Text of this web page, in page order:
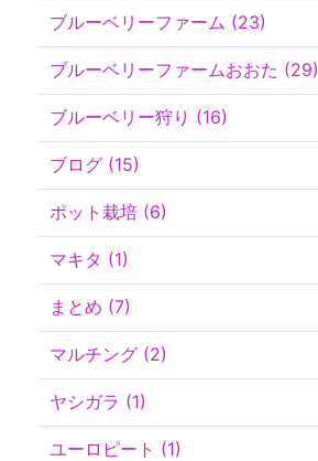
ブルーベリーファーム (23)
ブルーベリーファームおおた (29)
ブルーベリー狩り (16)
ブログ (15)
ポット栽培 (6)
マキタ (1)
まとめ (7)
マルチング (2)
ヤシガラ (1)
ユーロピート (1)